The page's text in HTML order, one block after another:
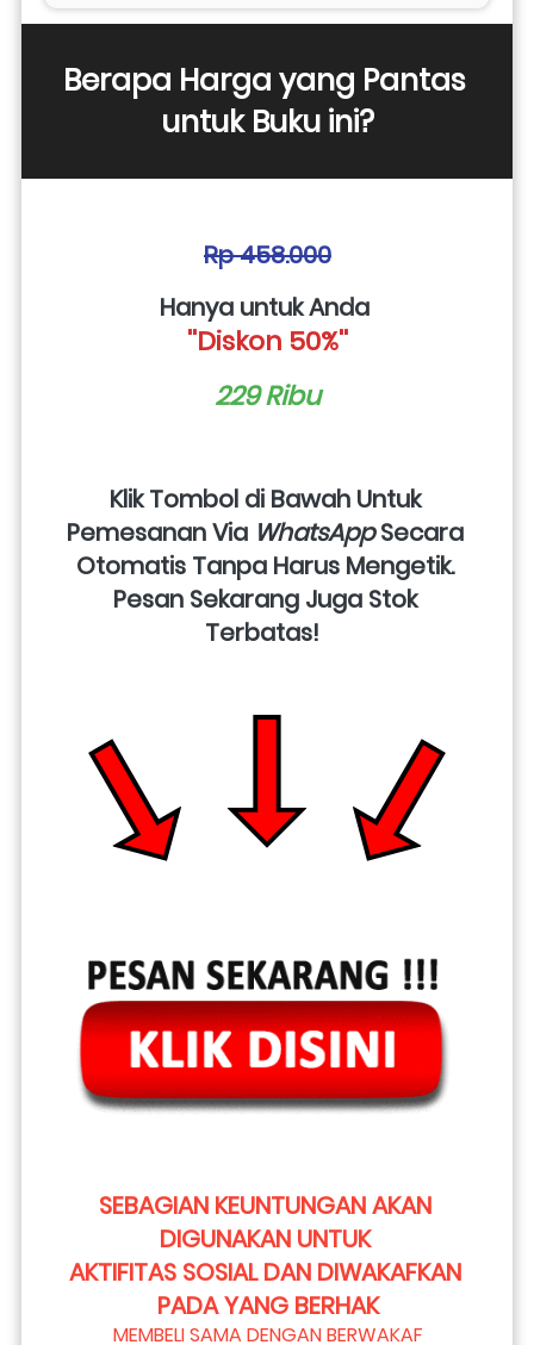
Berapa Harga yang Pantas
untuk Buku ini?
Rp 458.000
Hanya untuk Anda
''Diskon 50%''
229 Ribu
Klik Tombol di Bawah Untuk
Pemesanan Via WhatsApp Secara
Otomatis Tanpa Harus Mengetik.
Pesan Sekarang Juga Stok
Terbatas!
SEBAGIAN KEUNTUNGAN AKAN
DIGUNAKAN UNTUK
AKTIFITAS SOSIAL DAN DIWAKAFKAN
PADA YANG BERHAK
MEMBELI SAMA DENGAN BERWAKAF